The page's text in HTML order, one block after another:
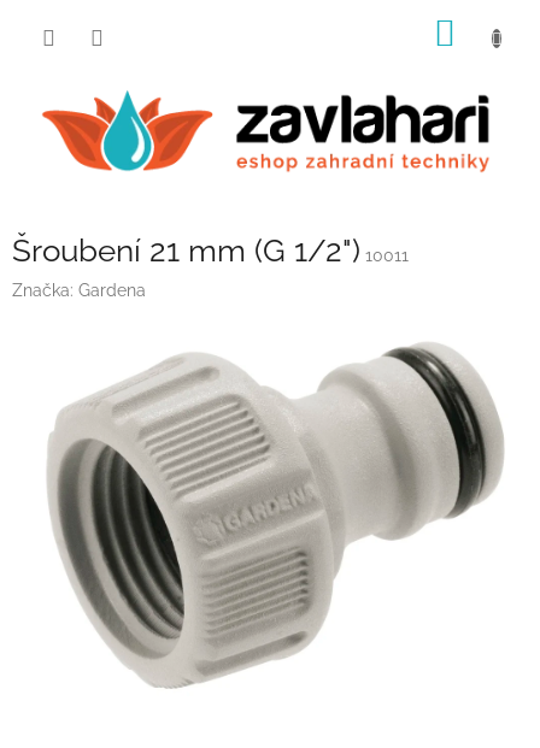
Šroubení 21 mm (G 1/2") 10011
Značka: Gardena